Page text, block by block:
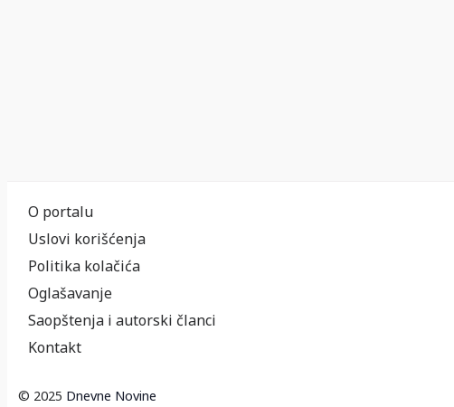
O portalu
Uslovi korišćenja
Politika kolačića
Oglašavanje
Saopštenja i autorski članci
Kontakt
© 2025 Dnevne Novine